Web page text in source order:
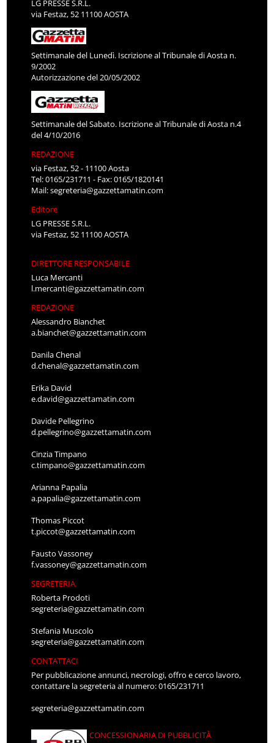
LG PRESSE S.R.L.
via Festaz, 52 11100 AOSTA
Settimanale del Lunedì. Iscrizione al Tribunale di Aosta n.
9/2002
Autorizzazione del 20/05/2002
Settimanale del Sabato. Iscrizione al Tribunale di Aosta n.4
del 4/10/2016
REDAZIONE
via Festaz, 52 - 11100 Aosta
Tel: 0165/231711 - Fax: 0165/1820141
Mail:segreteria@gazzettamatin.com
Editore
LG PRESSE S.R.L.
via Festaz, 52 11100 AOSTA
DIRETTORE RESPONSABILE
Luca Mercanti
l.mercanti@gazzettamatin.com
REDAZIONE
Alessandro Bianchet
a.bianchet@gazzettamatin.com
Danila Chenal
d.chenal@gazzettamatin.com
Erika David
e.david@gazzettamatin.com
Davide Pellegrino
d.pellegrino@gazzettamatin.com
Cinzia Timpano
c.timpano@gazzettamatin.com
Arianna Papalia
a.papalia@gazzettamatin.com
Thomas Piccot
t.piccot@gazzettamatin.com
Fausto Vassoney
f.vassoney@gazzettamatin.com
SEGRETERIA
Roberta Prodoti
segreteria@gazzettamatin.com
Stefania Muscolo
segreteria@gazzettamatin.com
CONTATTACI
Per pubblicazione annunci, necrologi, offro e cerco lavoro,
contattare la segreteria al numero: 0165/231711
segreteria@gazzettamatin.com
CONCESSIONARIA DI PUBBLICITÀ